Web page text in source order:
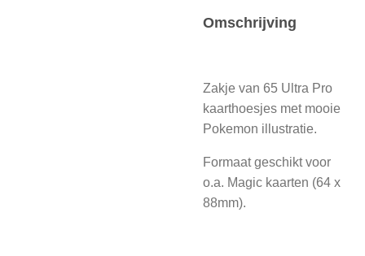
Omschrijving
Zakje van 65 Ultra Pro
kaarthoesjes met mooie
Pokemon illustratie.
Formaat geschikt voor
o.a. Magic kaarten (64 x
88mm).